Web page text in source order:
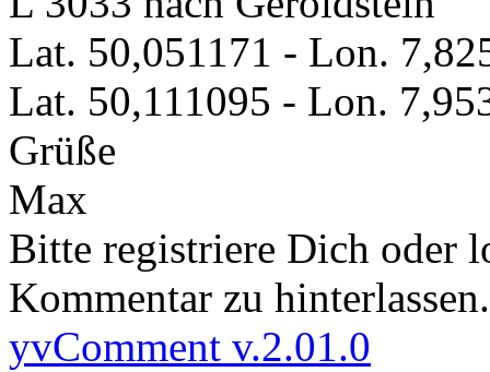
Lat. 50,051171 - Lon.
Lat. 50,111095 - Lon.
Grüße
Max
Bitte registriere Dich oder
Kommentar zu hinterlassen.
yvComment v.2.01.0